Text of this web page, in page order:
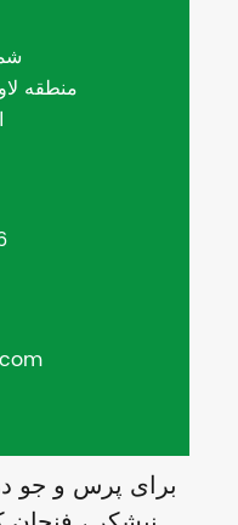
منطقه
برای پرس و جو